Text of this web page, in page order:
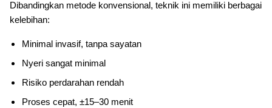
Dibandingkan metode konvensional, teknik ini memiliki berbagai
kelebihan:
Minimal invasif, tanpa sayatan
Nyeri sangat minimal
Risiko perdarahan rendah
Proses cepat, ±15–30 menit